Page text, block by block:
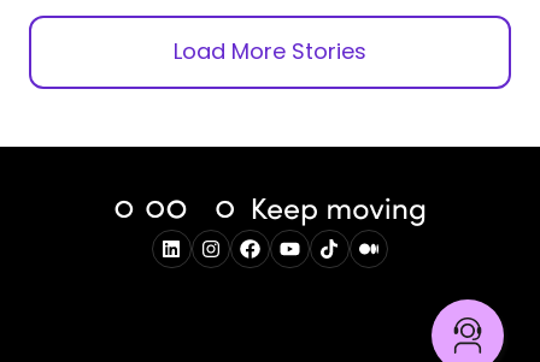
Load More Stories